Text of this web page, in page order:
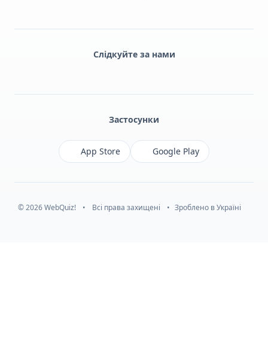
Слідкуйте за нами
Застосунки
App Store Google Play
© 2026 WebQuiz! • Всі права захищені • Зроблено в Україні